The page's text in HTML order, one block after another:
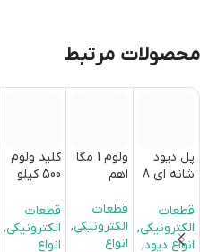
محصولات مرتبط
پل دیود
شانه ای 8
ولت
KBU8M
قطعات
الکترونیکی,
انواع دیود,
ولوم 1 مگا
اهم
قطعات
الکترونیکی,
انواع
کلید ولوم
500 کیلو
قطعات
الکترونیکی,
انواع